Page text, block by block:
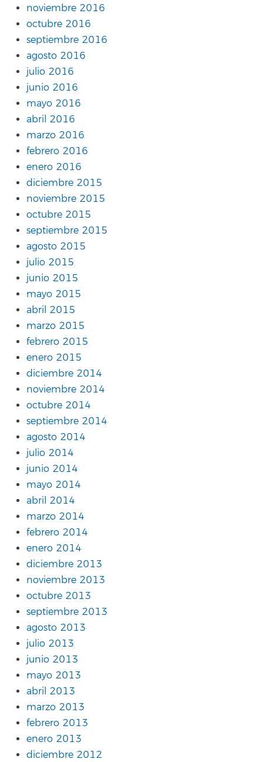
noviembre 2016
octubre 2016
septiembre 2016
agosto 2016
julio 2016
junio 2016
mayo 2016
abril 2016
marzo 2016
febrero 2016
enero 2016
diciembre 2015
noviembre 2015
octubre 2015
septiembre 2015
agosto 2015
julio 2015
junio 2015
mayo 2015
abril 2015
marzo 2015
febrero 2015
enero 2015
diciembre 2014
noviembre 2014
octubre 2014
septiembre 2014
agosto 2014
julio 2014
junio 2014
mayo 2014
abril 2014
marzo 2014
febrero 2014
enero 2014
diciembre 2013
noviembre 2013
octubre 2013
septiembre 2013
agosto 2013
julio 2013
junio 2013
mayo 2013
abril 2013
marzo 2013
febrero 2013
enero 2013
diciembre 2012